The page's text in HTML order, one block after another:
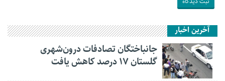
آخرین اخبار
جانباختگان تصادفات درون‌شهری
گلستان ۱۷ درصد کاهش یافت